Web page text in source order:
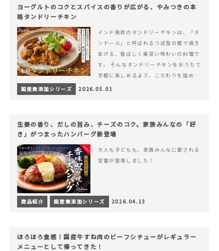
ヨーグルトのコクとスパイスの香りが広がる、やみつきの本
格タンドリーチキン
インド発祥のタンドリーチキンは、「タ
ンドール」と呼ばれるつぼ型の窯で焼き
あげる、香ばしく奥深い味わいの料理で
す。 そんなタンドリーチキンをおうちで
手軽に楽しめるよう、こだわりを詰め込
んで仕上げました。 様々なシーンでお召
国産無添加シリーズ 2026.05.01
生姜の香り、だしの旨み、チーズのコク。家族みんなの「好
き」がつまったハンバーグ新登場
大人も子どもも、家族みんなに愛される
定番が登場しました！
商品紹介 国産無添加シリーズ 2026.04.13
ほろほろ食感！国産牛すね肉のビーフシチューがレギュラー
メニューとして帰ってきた！